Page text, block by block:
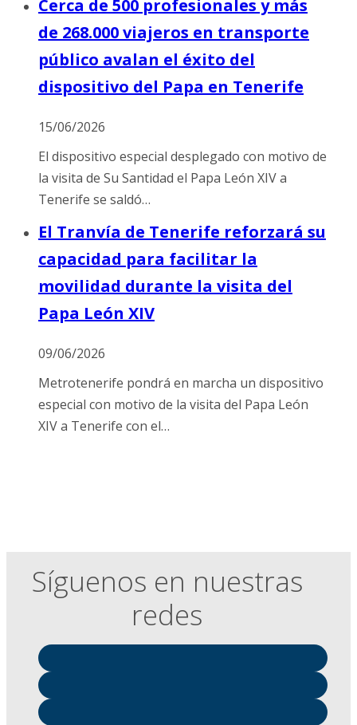
Cerca de 500 profesionales y más
de 268.000 viajeros en transporte
público avalan el éxito del
dispositivo del Papa en Tenerife
15/06/2026
El dispositivo especial desplegado con motivo de
la visita de Su Santidad el Papa León XIV a
Tenerife se saldó…
El Tranvía de Tenerife reforzará su
capacidad para facilitar la
movilidad durante la visita del
Papa León XIV
09/06/2026
Metrotenerife pondrá en marcha un dispositivo
especial con motivo de la visita del Papa León
XIV a Tenerife con el…
Síguenos en nuestras
redes